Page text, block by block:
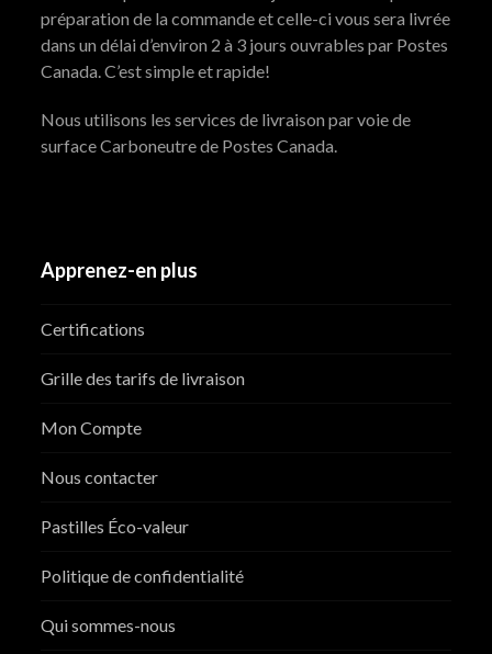
préparation de la commande et celle-ci vous sera livrée
dans un délai d’environ 2 à 3 jours ouvrables par Postes
Canada. C’est simple et rapide!
Nous utilisons les services de livraison par voie de
surface Carboneutre de Postes Canada.
Apprenez-en plus
Certifications
Grille des tarifs de livraison
Mon Compte
Nous contacter
Pastilles Éco-valeur
Politique de confidentialité
Qui sommes-nous